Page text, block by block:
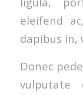
eleifend
dapibus in,
Donec